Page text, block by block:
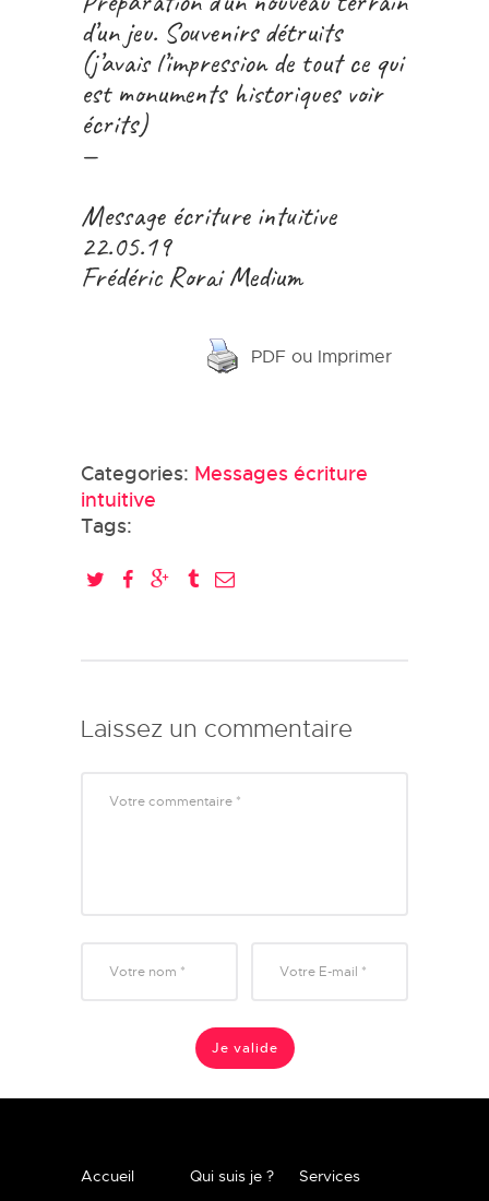
d’un jeu. Souvenirs détruits
(j’avais l’impression de tout ce qui
est monuments historiques voir
écrits)
—
Message écriture intuitive
22.05.19
Frédéric Rorai Medium
PDF ou Imprimer
Categories: Messages écriture
intuitive
Tags:
Laissez un commentaire
Accueil Qui suis je ?
Services